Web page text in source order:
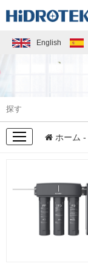
English
ホーム -